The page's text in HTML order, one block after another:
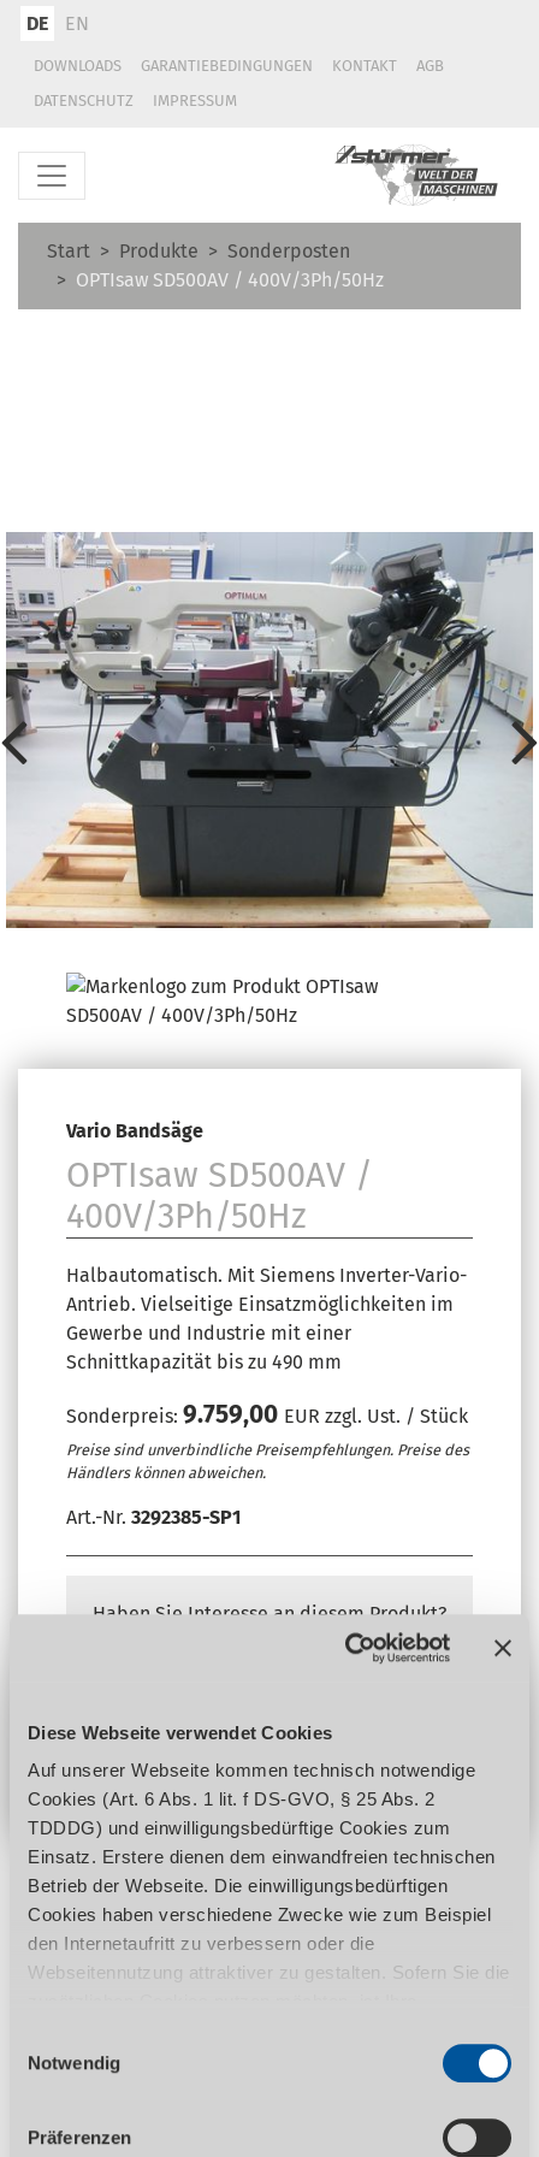
Diese Webseite verwendet Cookies
Auf unserer Webseite kommen technisch notwendige
Cookies (Art. 6 Abs. 1 lit. f DS-GVO, § 25 Abs. 2
TDDDG) und einwilligungsbedürftige Cookies zum
Einsatz. Erstere dienen dem einwandfreien technischen
Betrieb der Webseite. Die einwilligungsbedürftigen
Cookies haben verschiedene Zwecke wie zum Beispiel
den Internetaufritt zu verbessern oder die
Webseitennutzung attraktiver zu gestalten. Sofern Sie die
1 TDDDG erforderlich. Ihre erteilte Einwilligung können
Sie jederzeit durch Aufruf des Consent-Banners mit
Wirkung für die Zukunft widerrufen. Nähere Informationen
zu den einzelnen Cookies und die damit in Verbindung
Notwendig
Präferenzen
DE EN
DOWNLOADS GARANTIEBEDINGUNGEN KONTAKT
AGB
DATENSCHUTZ
IMPRESSUM
Start Produkte
Sonderposten
OPTIsaw SD500AV / 400V/3Ph/50Hz
Vario Bandsäge
OPTIsaw SD500AV /
400V/3Ph/50Hz
Halbautomatisch. Mit Siemens Inverter-Vario-
Antrieb. Vielseitige Einsatzmöglichkeiten im
Gewerbe und Industrie mit einer
Schnittkapazität bis zu 490 mm
Sonderpreis: 9.759,00 EUR zzgl. Ust. / Stück
Preise sind unverbindliche Preisempfehlungen. Preise des
Händlers können abweichen.
Art.-Nr. 3292385-SP1
Haben Sie Interesse an diesem Produkt?
Händler finden
Produktdetails
TECHNISCHE DATEN